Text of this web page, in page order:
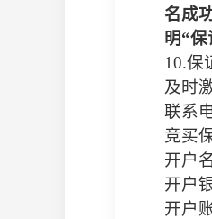
名成
明“保
10.保
及时
联系
竞买
开户
开户
开户